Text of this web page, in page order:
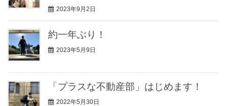
2023年9月2日
約一年ぶり！
2023年5月9日
「プラスな不動産部」はじめます！
2022年5月30日